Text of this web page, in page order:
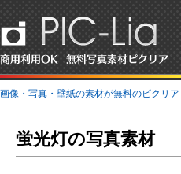
画像・写真・壁紙の素材が無料のピクリア
蛍光灯の写真素材